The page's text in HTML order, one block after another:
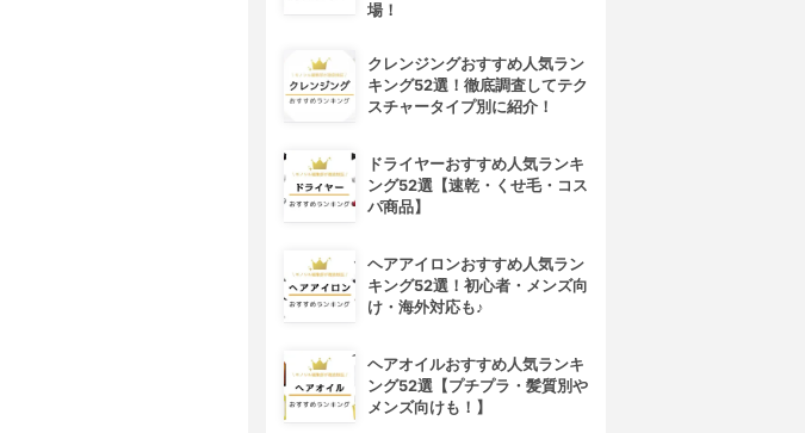
場！
クレンジングおすすめ人気ラン
キング52選！徹底調査してテク
スチャータイプ別に紹介！
ドライヤーおすすめ人気ランキ
ング52選【速乾・くせ毛・コス
パ商品】
ヘアアイロンおすすめ人気ラン
キング52選！初心者・メンズ向
け・海外対応も♪
ヘアオイルおすすめ人気ランキ
ング52選【プチプラ・髪質別や
メンズ向けも！】